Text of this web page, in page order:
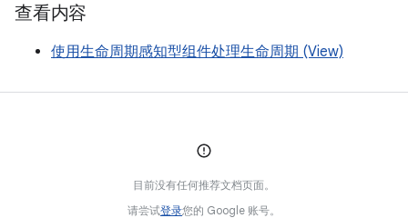
查看内容
使用生命周期感知型组件处理生命周期 (View)
目前没有任何推荐文档页面。
请尝试登录您的 Google 账号。